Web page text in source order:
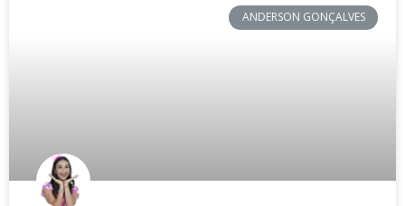
ANDERSON GONÇALVES